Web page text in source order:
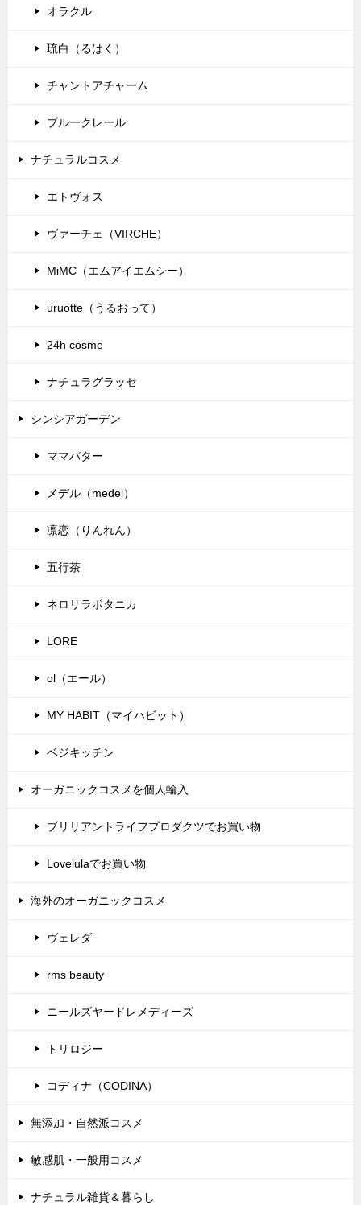
オラクル
琉白（るはく）
チャントアチャーム
ブルークレール
ナチュラルコスメ
エトヴォス
ヴァーチェ（VIRCHE）
MiMC（エムアイエムシー）
uruotte（うるおって）
24h cosme
ナチュラグラッセ
シンシアガーデン
ママバター
メデル（medel）
凛恋（りんれん）
五行茶
ネロリラボタニカ
LORE
ol（エール）
MY HABIT（マイハビット）
ベジキッチン
オーガニックコスメを個人輸入
ブリリアントライフプロダクツでお買い物
Lovelulaでお買い物
海外のオーガニックコスメ
ヴェレダ
rms beauty
ニールズヤードレメディーズ
トリロジー
コディナ（CODINA）
無添加・自然派コスメ
敏感肌・一般用コスメ
ナチュラル雑貨＆暮らし